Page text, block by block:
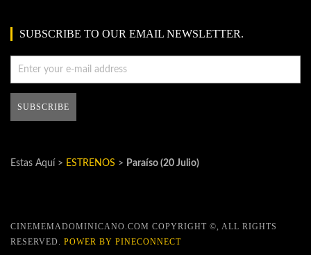
SUBSCRIBE TO OUR EMAIL NEWSLETTER.
Estas Aquí > ESTRENOS > Paraíso (20 Julio)
CINEMEMADOMINICANO.COM COPYRIGHT ©, ALL RIGHTS
RESERVED. POWER BY PINECONNECT